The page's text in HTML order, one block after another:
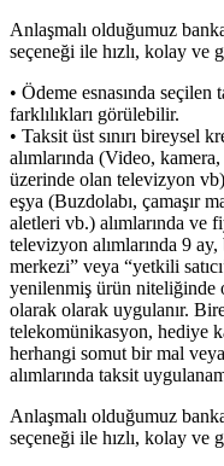
Anlaşmalı olduğumuz
seçeneği ile hızlı, kolay
• Ödeme esnasında
farklılıkları görülebilir.
• Taksit üst sınırı bireysel
alımlarında (Video,
üzerinde olan televizyon
eşya (Buzdolabı, çamaşır
aletleri vb.) alımlarında ve
televizyon alımlarında 9
merkezi” veya “yetkili
yenilenmiş ürün niteliğinde
olarak olarak uygulanır.
telekomünikasyon, hediye
herhangi somut bir mal
alımlarında taksit
Anlaşmalı olduğumuz
seçeneği ile hızlı, kolay